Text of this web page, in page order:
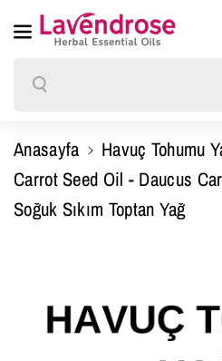
İçeriğe
Ara
Anasayfa
Havuç Tohumu
Carrot Seed Oil - Daucus
Soğuk Sıkım Toptan Yağ